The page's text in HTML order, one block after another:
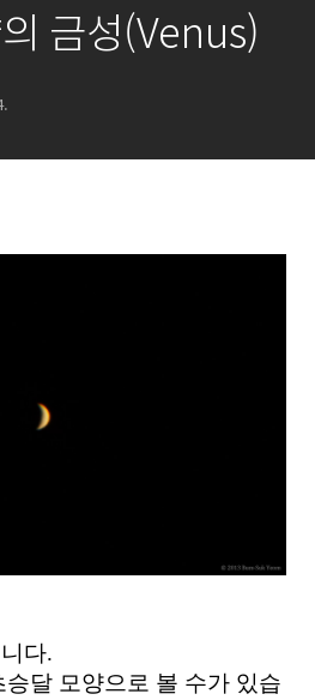
금성(Venus)
다.
달 모양으로 볼 수가 있습